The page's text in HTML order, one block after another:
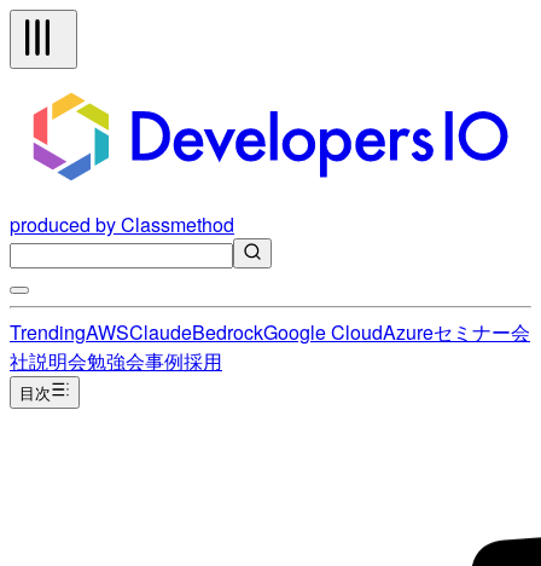
produced by Classmethod
TrendingAWSClaudeBedrockGoogle CloudAzureセミナー会
社説明会勉強会事例採用
目次